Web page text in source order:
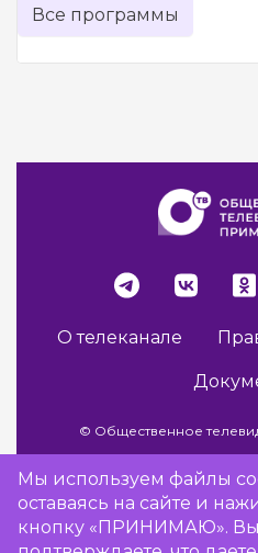
Все программы
О телеканале
© Общественное
Разработка
Мы используем файлы
оставаясь на сайте и
кнопку «ПРИНИМАЮ». Вы